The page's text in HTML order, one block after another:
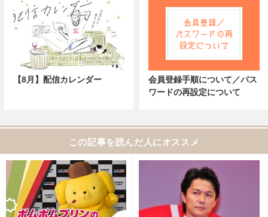
【8月】配信カレンダー
会員登録手順について／パス
ワードの再設定について
この記事を読んだ人にオススメ